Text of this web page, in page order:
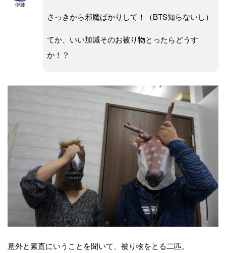
伊藤
さっきから邪魔ばかりして！（BTS知らないし）
てか、いい加減そのお被り物とったらどうす
か！？
意外と素直にいうことを聞いて、被り物をとる二匹。